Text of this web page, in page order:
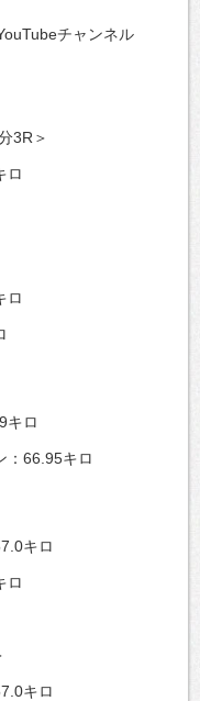
チャンネル
3R＞
ロ
ロ
キロ
：66.95キロ
キロ
ロ
キロ